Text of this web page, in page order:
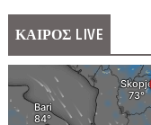
ΚΑΙΡΟΣ LIVE